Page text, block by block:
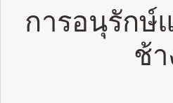
การอนุรักษ์
ช้า